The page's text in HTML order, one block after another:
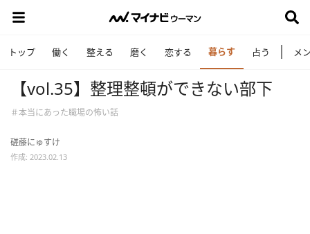
トップ 働く 整える 磨く 恋する 暮らす 占う メ
【vol.35】整理整頓ができない部下
＃本当にあった職場の怖い話
磋藤にゅすけ
作成: 2023.02.13